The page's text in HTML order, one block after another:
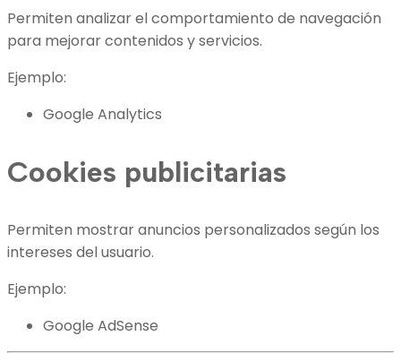
Permiten analizar el comportamiento de navegación
para mejorar contenidos y servicios.
Ejemplo:
Google Analytics
Cookies publicitarias
Permiten mostrar anuncios personalizados según los
intereses del usuario.
Ejemplo:
Google AdSense